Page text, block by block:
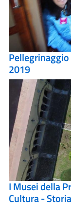
2019
I Musei della
Cultura - Storia